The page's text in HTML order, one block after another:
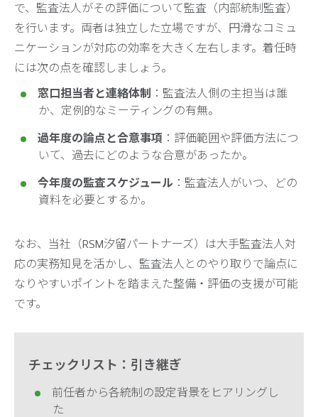
で、監査法人がその評価について監査（内部統制監査）
を行います。両者は独立した立場ですが、円滑なコミュ
ニケーションが対応の効率を大きく左右します。着任時
には次の点を確認しましょう。
窓口担当者と連絡体制 ：監査法人側の主担当は誰
か、定例的なミーティングの有無。
過年度の論点と合意事項 ：評価範囲や評価方法につ
いて、過去にどのような合意があったか。
今年度の監査スケジュール ：監査法人がいつ、どの
資料を必要とするか。
なお、当社（RSM汐留パートナーズ）は大手監査法人対
応の実務知見を活かし、監査法人とのやり取りで論点に
なりやすいポイントを踏まえた整備・評価の支援が可能
です。
チェックリスト：引き継ぎ
前任者から各統制の設定背景をヒアリングし
た